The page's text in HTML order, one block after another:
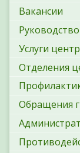
Вакансии
Услуги
Отделения
Обращения